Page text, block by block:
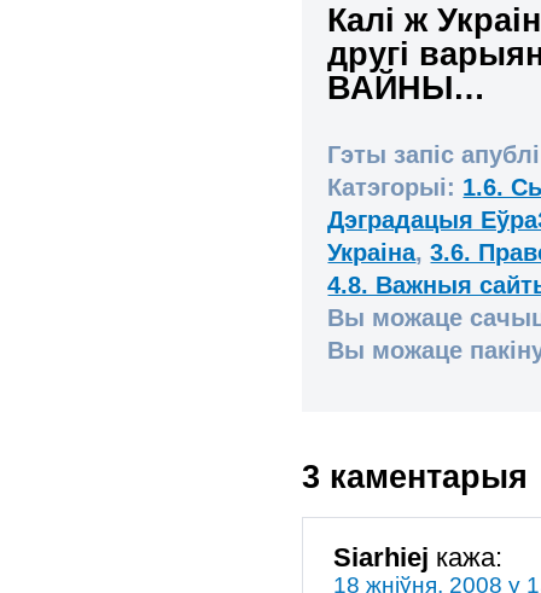
Калі ж
другі
ВАЙНЫ…
Гэты запіс
Катэгорыі: 1.6.
Дэградацыя
Украіна,3.6.
4.8. Важныя
Вы можаце
Вы можаце
3 каментарыя
Siarhiej кажа:
18 жніўня, 2008 у